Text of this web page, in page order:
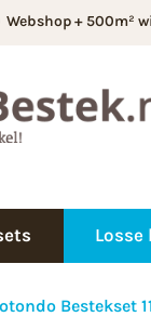
Webshop + 500m²
Losse
Bestekset